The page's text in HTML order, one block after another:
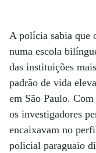
A polícia sabia que
numa escola
das instituições
padrão de vida
em São Paulo.
os investigadores
encaixavam no
policial paraguaio